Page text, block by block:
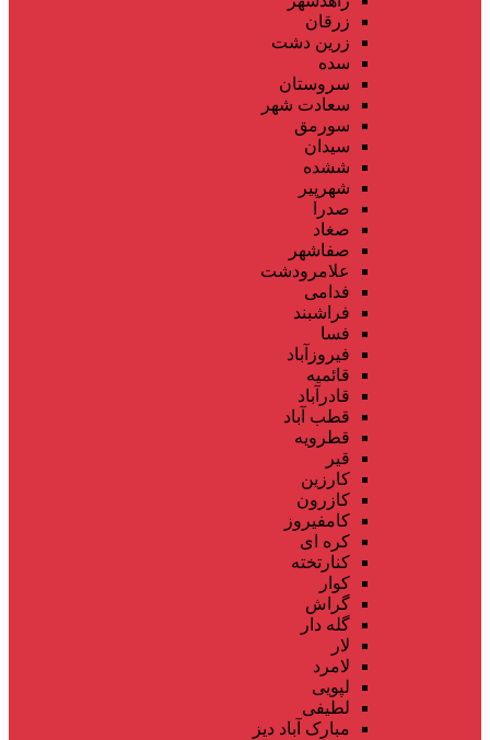
زرقان
زرین دشت
سده
سروستان
سعادت شهر
سورمق
سیدان
ششده
شهرپیر
صدرا
صغاد
صفاشهر
علامرودشت
فدامی
فراشبند
فسا
فیروزآباد
قائمیه
قادرآباد
قطب آباد
قطرویه
قیر
کارزین
کازرون
کامفیروز
کره ای
کنارتخته
کوار
گراش
گله دار
لار
لامرد
لپویی
لطیفی
مبارک آباد دیز